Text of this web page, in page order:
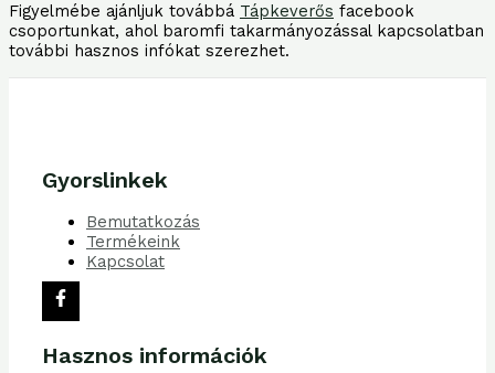
Figyelmébe ajánljuk továbbá Tápkeverős facebook
csoportunkat, ahol baromfi takarmányozással kapcsolatban
további hasznos infókat szerezhet.
Gyorslinkek
Bemutatkozás
Termékeink
Kapcsolat
Hasznos információk